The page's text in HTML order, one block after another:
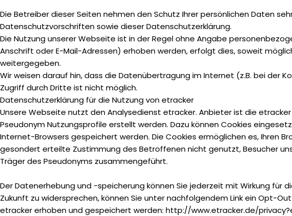
Die Betreiber dieser Seiten nehmen den Schutz Ihrer persönlichen Daten
Datenschutzvorschriften sowie dieser Datenschutzerklärung.
Die Nutzung unserer Webseite ist in der Regel ohne Angabe
Anschrift oder E-Mail-Adressen) erhoben werden, erfolgt dies, soweit
weitergegeben.
Wir weisen darauf hin, dass die Datenübertragung im Internet (z.B. bei der
Zugriff durch Dritte ist nicht möglich.
Datenschutzerklärung für die Nutzung von etracker
Unsere Webseite nutzt den Analysedienst etracker. Anbieter ist die
Pseudonym Nutzungsprofile erstellt werden. Dazu können Cookies
Internet-Browsers gespeichert werden. Die Cookies ermöglichen es, Ihren
gesondert erteilte Zustimmung des Betroffenen nicht genutzt, Besucher
Träger des Pseudonyms zusammengeführt.
Der Datenerhebung und -speicherung können Sie jederzeit mit Wirkung für
Zukunft zu widersprechen, können Sie unter nachfolgendem Link ein Opt-
etracker erhoben und gespeichert werden: http://www.etracker.de/